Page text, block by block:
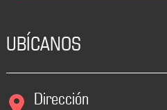
UBÍCANOS
Dirección